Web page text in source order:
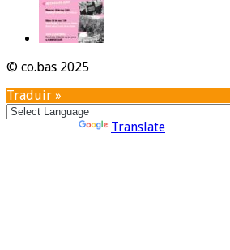
© co.bas 2025
Traduir »
Translate